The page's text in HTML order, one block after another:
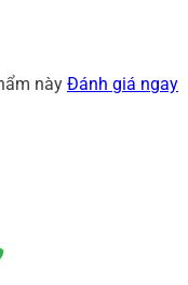
này Đánh giá ngay